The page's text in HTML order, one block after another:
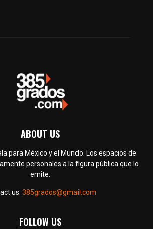
ABOUT US
para México y el Mundo. Los espacios de
personales a la figura pública que lo
emite.
us: 385grados@gmail.com
FOLLOW US